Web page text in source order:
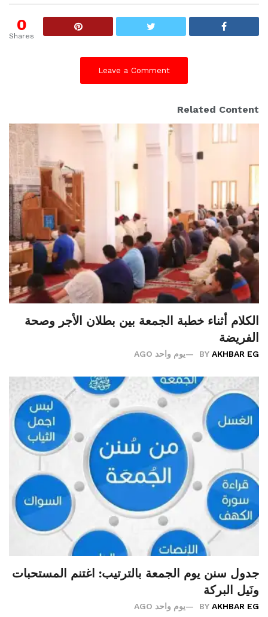
0
Shares
Leave a Comment
Related Content
الكلام أثناء خطبة الجمعة بين بطلان الأجر وصحة
الفريضة
BY AKHBAR EG يوم واحد AGO
جدول سنن يوم الجمعة بالترتيب: اغتنم المستحبات
ونَيل البركة
BY AKHBAR EG يوم واحد AGO